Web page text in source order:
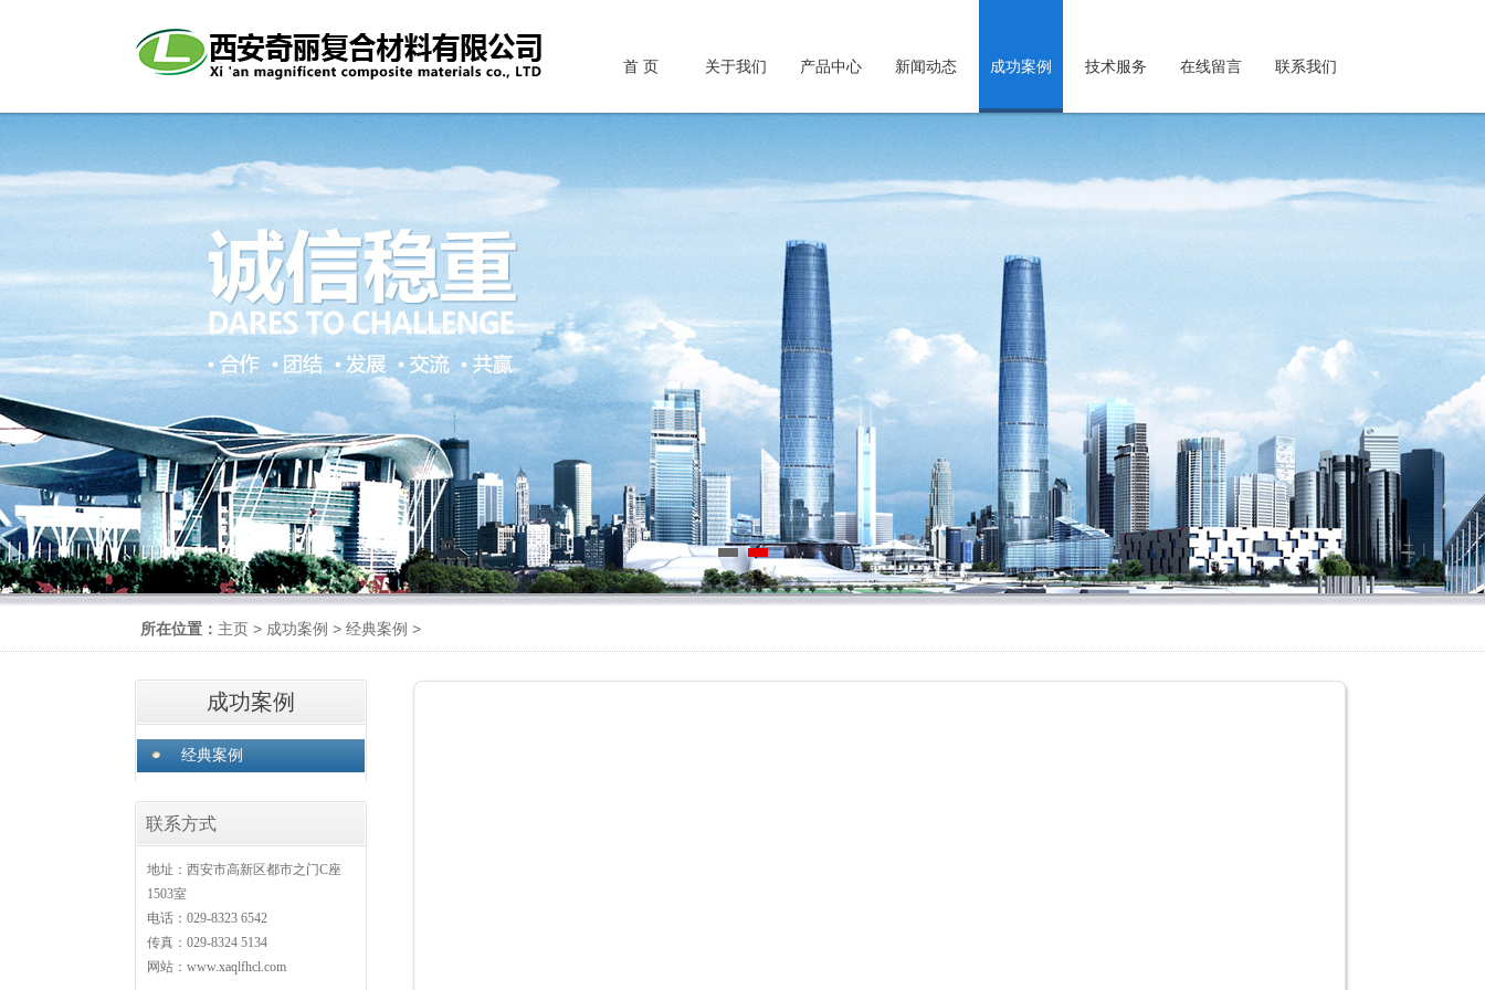
首 页 关于我们 产品中心 新闻动态 成功案例 技术服务 在线留言 联系我们
所在位置： 主页 > 成功案例 > 经典案例 >
成功案例
经典案例
联系方式
地址：西安市高新区都市之门C座
1503室
电话：029-8323 6542
传真：029-8324 5134
网站：www.xaqlfhcl.com